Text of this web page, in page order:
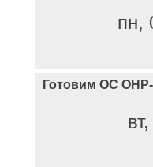
пн,
Готовим ОС